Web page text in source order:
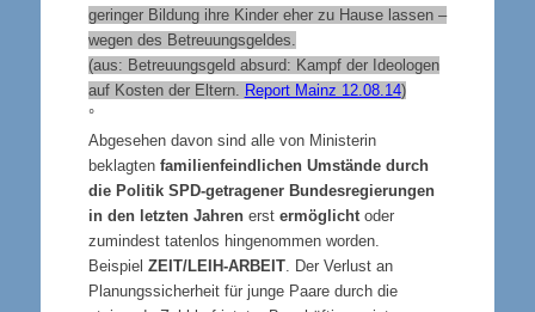
geringer Bildung ihre Kinder eher zu Hause lassen –
wegen des Betreuungsgeldes.
(aus: Betreuungsgeld absurd: Kampf der Ideologen
auf Kosten der Eltern. Report Mainz 12.08.14)
°
Abgesehen davon sind alle von Ministerin
beklagten familienfeindlichen Umstände durch
die Politik SPD-getragener Bundesregierungen
in den letzten Jahrenerst ermöglichtoder
zumindest tatenlos hingenommen worden.
Beispiel ZEIT/LEIH-ARBEIT. Der Verlust an
Planungssicherheit für junge Paare durch die